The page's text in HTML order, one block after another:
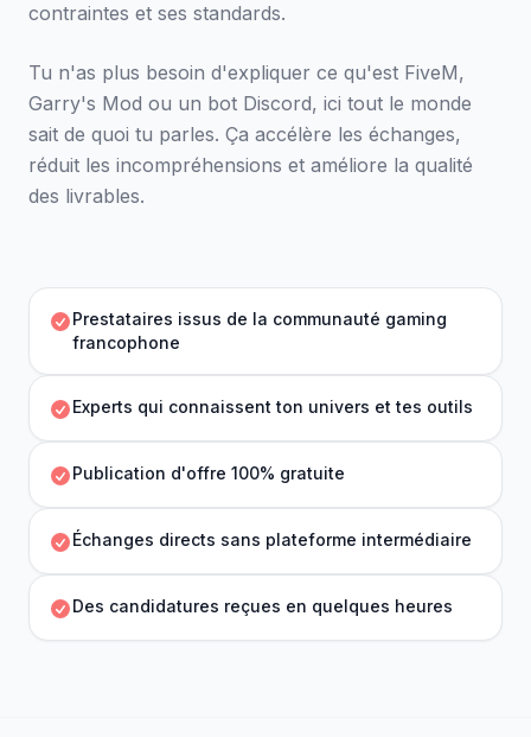
contraintes et ses standards.
Tu n'as plus besoin d'expliquer ce qu'est FiveM,
Garry's Mod ou un bot Discord, ici tout le monde
sait de quoi tu parles. Ça accélère les échanges,
réduit les incompréhensions et améliore la qualité
des livrables.
Prestataires issus de la communauté gaming
francophone
Experts qui connaissent ton univers et tes outils
Publication d'offre 100% gratuite
Échanges directs sans plateforme intermédiaire
Des candidatures reçues en quelques heures